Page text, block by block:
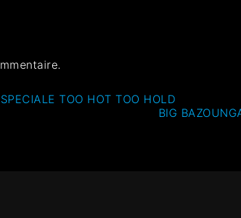
TOO HOT TOO HOLD
BIG